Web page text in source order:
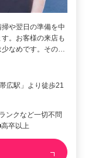
や翌日の準備を中
。お客様の来店も
なめです。その…
広駅」より徒歩21
ンクなど一切不問
卒以上